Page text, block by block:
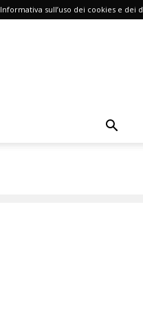
Informativa sull’uso dei cookies e dei